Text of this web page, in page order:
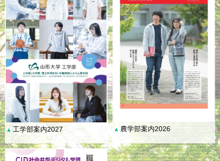
▲ 工学部案内2027 ▲ 農学部案内2026